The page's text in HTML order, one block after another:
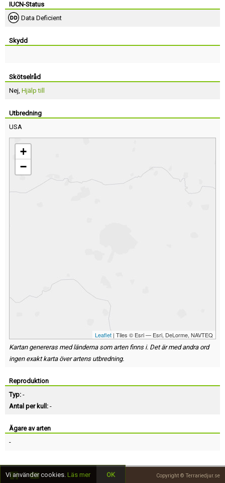
IUCN-Status
Data Deficient
Skydd
Skötselråd
Nej, Hjälp till
Utbredning
USA
+
−
Leaflet | Tiles © Esri — Esri, DeLorme, NAVTEQ
Kartan genereras med länderna som arten finns i. Det är med andra ord
ingen exakt karta över artens utbredning.
Reproduktion
Typ: -
Antal per kull: -
Ägare av arten
-
Copyright © Terrariedjur.se
Vi använder cookies. Läs mer OK